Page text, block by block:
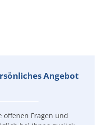
Angebot
offenen Fragen und